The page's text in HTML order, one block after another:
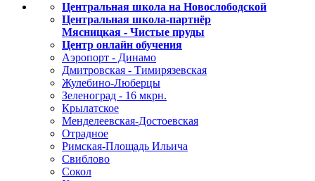
Центральная школа на Новослободской
Центральная школа-партнёр
Мясницкая - Чистые пруды
Центр онлайн обучения
Аэропорт - Динамо
Дмитровская - Тимирязевская
Жулебино-Люберцы
Зеленоград - 16 мкрн.
Крылатское
Менделеевская-Достоевская
Отрадное
Римская-Площадь Ильича
Свиблово
Сокол